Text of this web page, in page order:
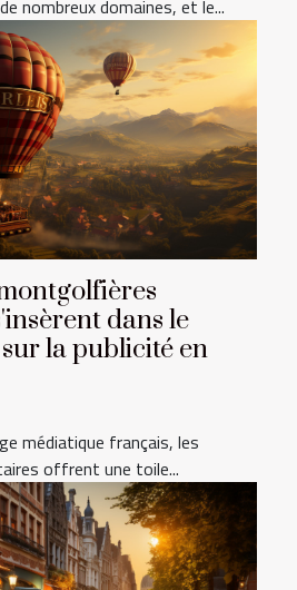
nombreux domaines, et le...
dans le
la publicité en
médiatique français, les
offrent une toile...